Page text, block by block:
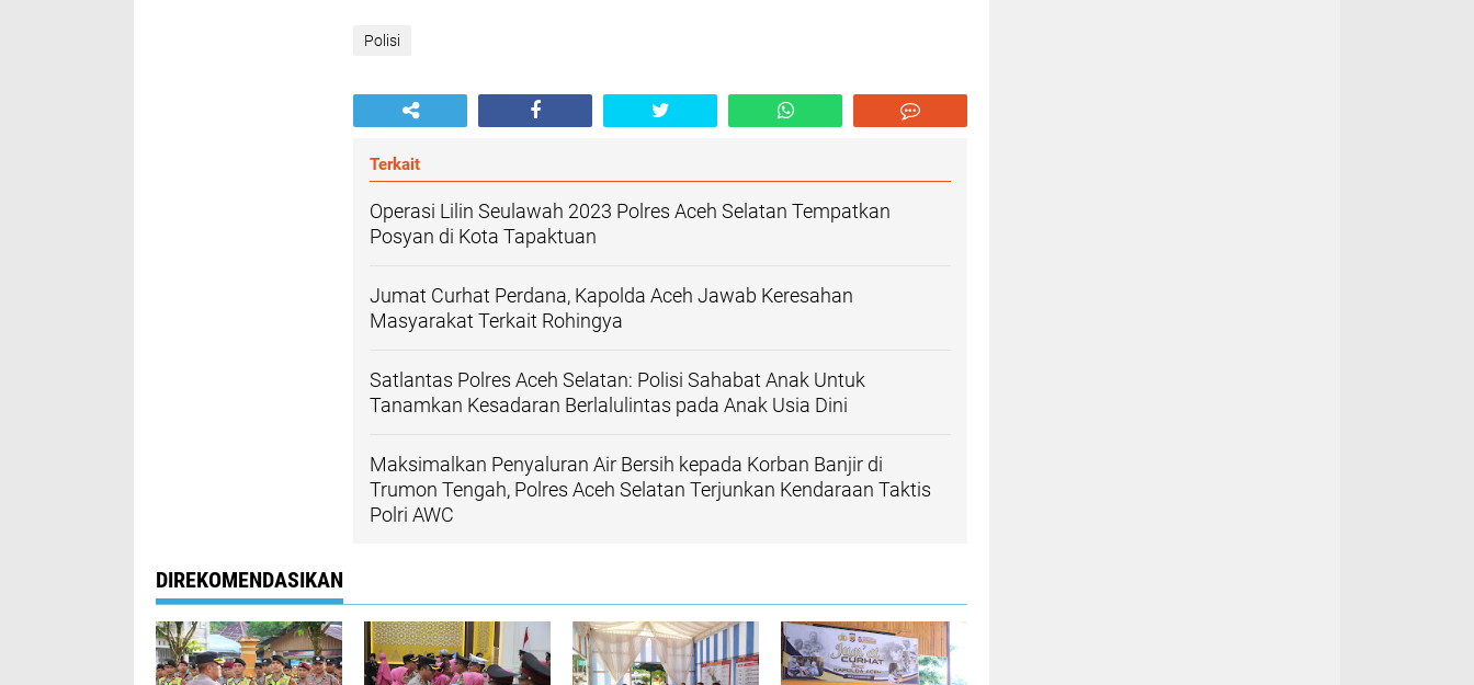
Polisi
Terkait
Operasi Lilin Seulawah 2023 Polres Aceh Selatan Tempatkan
Posyan di Kota Tapaktuan
Jumat Curhat Perdana, Kapolda Aceh Jawab Keresahan
Masyarakat Terkait Rohingya
Satlantas Polres Aceh Selatan: Polisi Sahabat Anak Untuk
Tanamkan Kesadaran Berlalulintas pada Anak Usia Dini
Maksimalkan Penyaluran Air Bersih kepada Korban Banjir di
Trumon Tengah, Polres Aceh Selatan Terjunkan Kendaraan Taktis
Polri AWC
DIREKOMENDASIKAN